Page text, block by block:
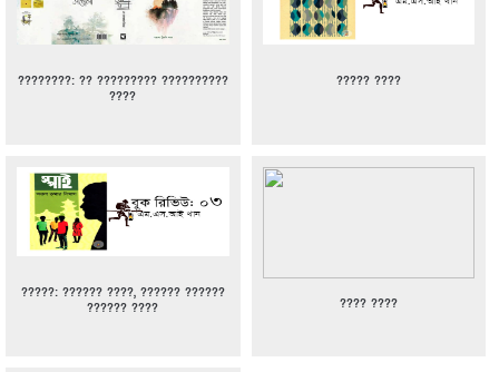
????????: ?? ????????? ??????????
????
????? ????
?????: ?????? ????, ?????? ??????
?????? ????
???? ????